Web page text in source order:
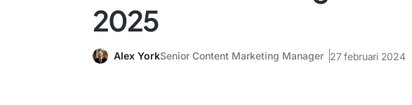
2025
Alex YorkSenior Content Marketing Manager 27 februari 2024